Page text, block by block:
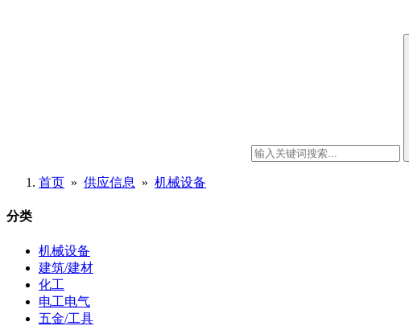
首页 » 供应信息 » 机械设备
分类
机械设备
建筑/建材
化工
电工电气
五金/工具